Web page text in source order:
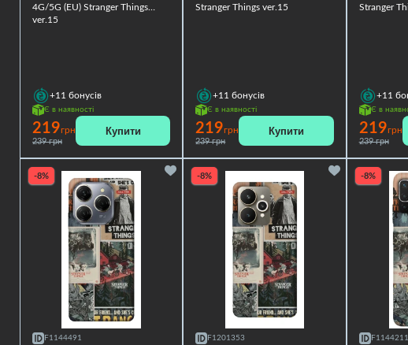
4G/5G (EU) Stranger Things
ver.15
+11 бонусів
Є в наявності
219грн
239 грн
Купити
Stranger Things ver.15
+11 бонусів
Є в наявності
219грн
239 грн
Купити
Stranger
+11
Є в
219грн
239 грн
-8%
F1144491
-8%
F1201353
-8%
F1144211